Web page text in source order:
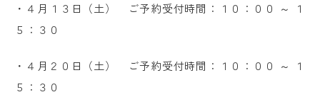
・４月１３日（土） ご予約受付時間：１０：００ ～ １
５：３０
・４月２０日（土） ご予約受付時間：１０：００ ～ １
５：３０